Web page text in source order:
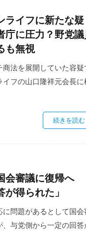
ライフに新たな疑
庁に圧力？野党議
も無視
法を展開していた容疑
フの山口隆祥元会長に
続きを読む
会審議に復帰へ
得られた」
問題があるとして国会
与党側から一定の回答